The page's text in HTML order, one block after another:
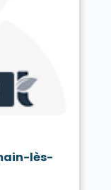
lès-